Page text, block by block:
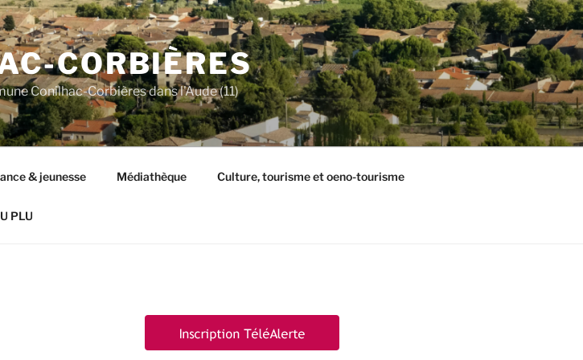
CORBIÈRES
Conilhac-Corbières dans l'Aude (11)
& jeunesse Médiathèque Culture, tourisme et oeno-tourisme
PLU